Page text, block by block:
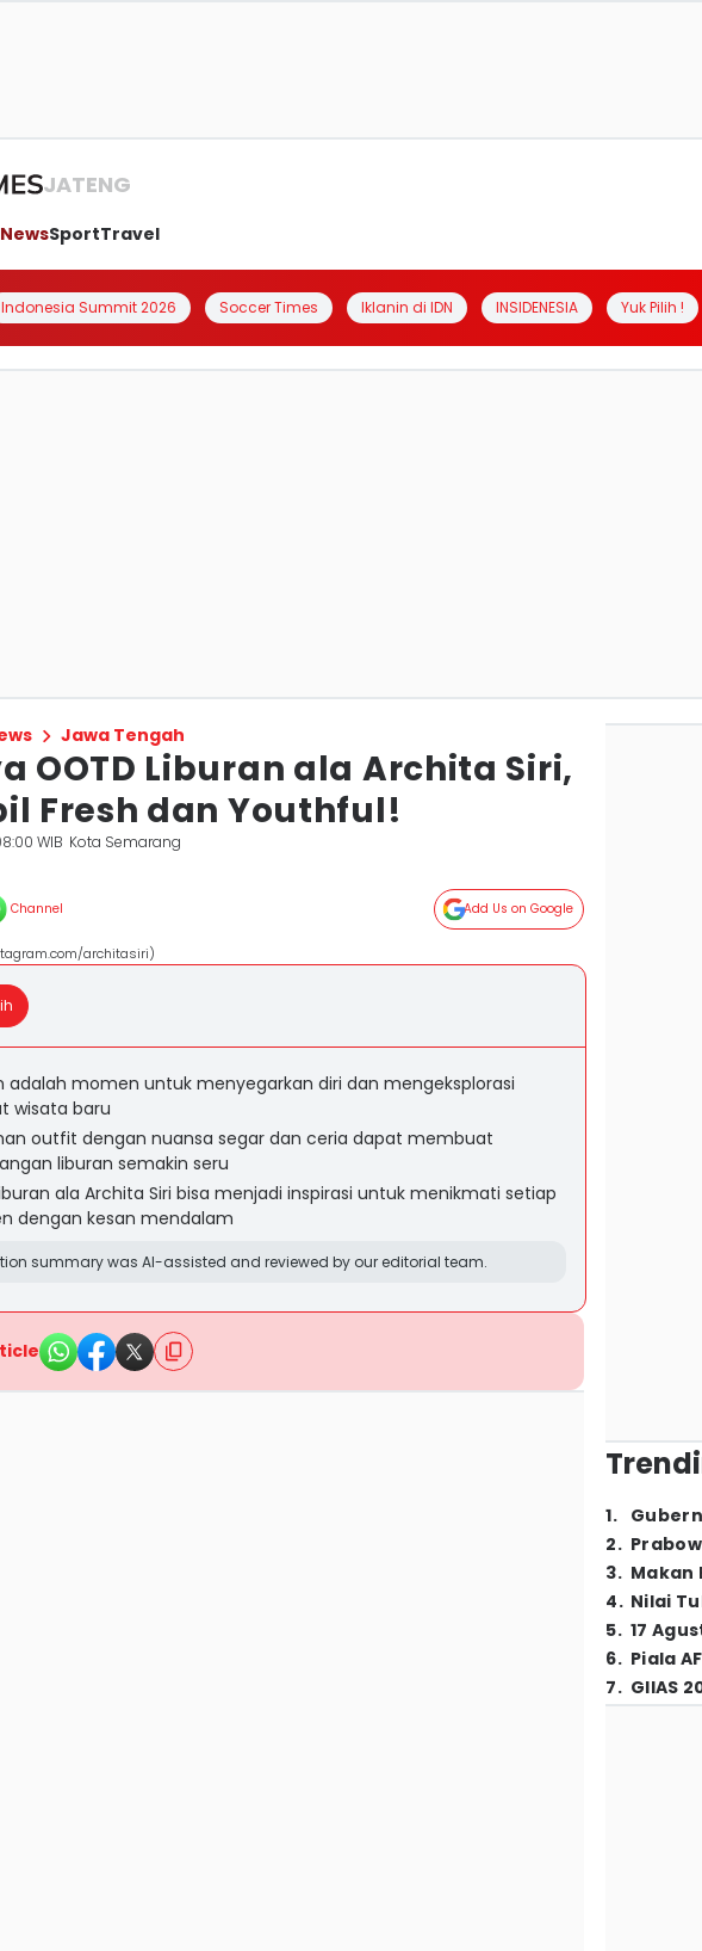
JATENG
NewsSportTravel
Indonesia Summit 2026 Soccer Times Iklanin di IDN INSIDENESIA Yuk Pilih !
Jawa Tengah
OOTD Liburan ala Archita Siri,
Fresh dan Youthful!
WIB Kota Semarang
Channel Add Us on Google
architasiri)
adalah momen untuk menyegarkan diri dan mengeksplorasi
wisata baru
outfit dengan nuansa segar dan ceria dapat membuat
liburan semakin seru
ala Archita Siri bisa menjadi inspirasi untuk menikmati setiap
dengan kesan mendalam
summary was AI-assisted and reviewed by our editorial team.
1.
2.
3. Makan
4. Nilai
5. 17
6. Piala
7. GIIAS